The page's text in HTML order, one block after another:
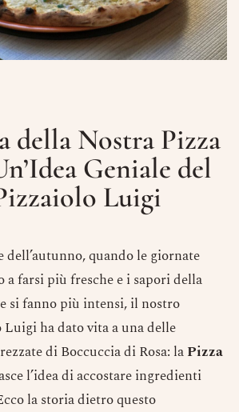
della Nostra Pizza
Geniale del
Luigi
dell’autunno, quando le giornate
a farsi più fresche e i sapori della
si fanno più intensi, il nostro
ha dato vita a una delle
di Boccuccia di Rosa: laPizza
l’idea di accostare ingredienti
la storia dietro questo